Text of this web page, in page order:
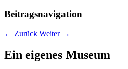
Beitragsnavigation
← Zurück Weiter →
Ein eigenes Museum